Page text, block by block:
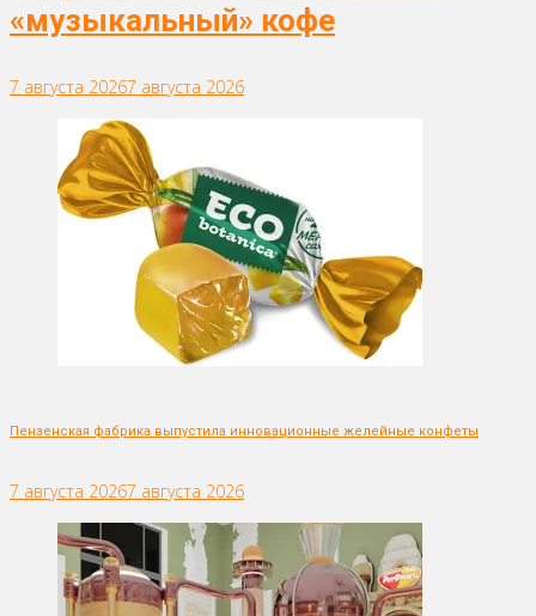
«музыкальный» кофе
7 августа 20267 августа 2026
Пензенская фабрика выпустила инновационные желейные конфеты
7 августа 20267 августа 2026